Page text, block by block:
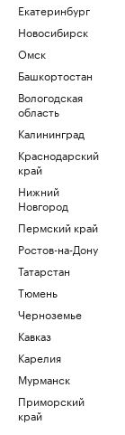
Екатеринбург
Новосибирск
Омск
Башкортостан
Вологодская
область
Калининград
Краснодарский
край
Нижний
Новгород
Пермский край
Ростов-на-Дону
Татарстан
Тюмень
Черноземье
Кавказ
Карелия
Мурманск
Приморский
край